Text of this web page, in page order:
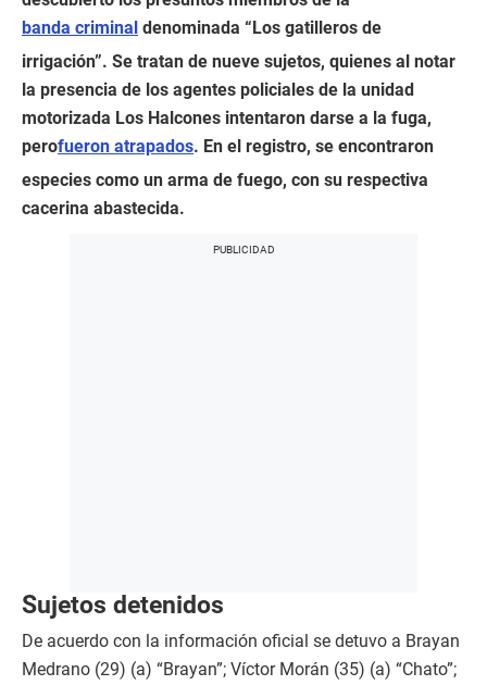
banda criminal denominada “Los gatilleros de
irrigación”. Se tratan de nueve sujetos, quienes al notar
la presencia de los agentes policiales de la unidad
motorizada Los Halcones intentaron darse a la fuga,
perofueron atrapados. En el registro, se encontraron
especies como un arma de fuego, con su respectiva
cacerina abastecida.
Sujetos detenidos
De acuerdo con la información oficial se detuvo a Brayan
Medrano (29) (a) “Brayan”; Víctor Morán (35) (a) “Chato”;